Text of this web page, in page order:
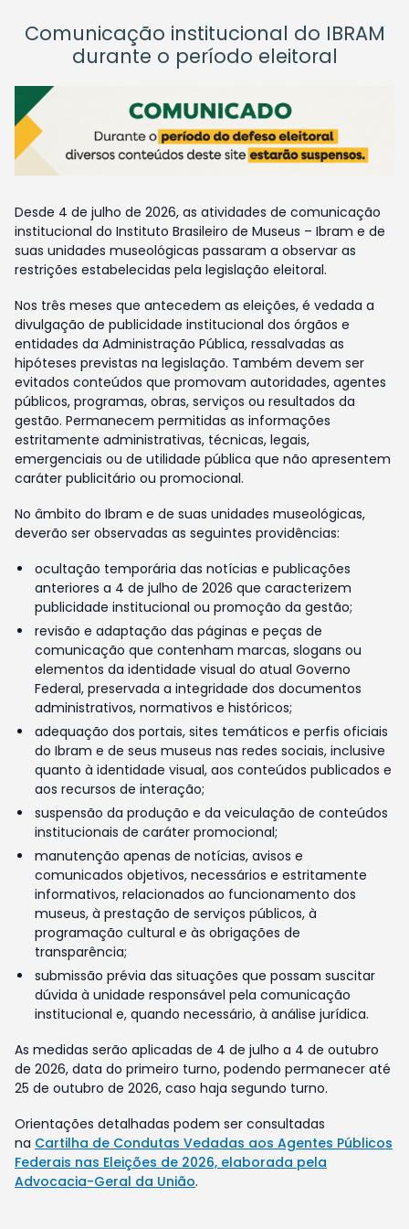
Comunicação institucional do IBRAM
durante o período eleitoral
Desde 4 de julho de 2026, as atividades de comunicação
institucional do Instituto Brasileiro de Museus – Ibram e de
suas unidades museológicas passaram a observar as
restrições estabelecidas pela legislação eleitoral.
Nos três meses que antecedem as eleições, é vedada a
divulgação de publicidade institucional dos órgãos e
entidades da Administração Pública, ressalvadas as
hipóteses previstas na legislação. Também devem ser
evitados conteúdos que promovam autoridades, agentes
públicos, programas, obras, serviços ou resultados da
gestão. Permanecem permitidas as informações
estritamente administrativas, técnicas, legais,
emergenciais ou de utilidade pública que não apresentem
caráter publicitário ou promocional.
No âmbito do Ibram e de suas unidades museológicas,
deverão ser observadas as seguintes providências:
ocultação temporária das notícias e publicações
anteriores a 4 de julho de 2026 que caracterizem
publicidade institucional ou promoção da gestão;
revisão e adaptação das páginas e peças de
comunicação que contenham marcas, slogans ou
elementos da identidade visual do atual Governo
Federal, preservada a integridade dos documentos
administrativos, normativos e históricos;
adequação dos portais, sites temáticos e perfis oficiais
do Ibram e de seus museus nas redes sociais, inclusive
quanto à identidade visual, aos conteúdos publicados e
aos recursos de interação;
suspensão da produção e da veiculação de conteúdos
institucionais de caráter promocional;
manutenção apenas de notícias, avisos e
comunicados objetivos, necessários e estritamente
informativos, relacionados ao funcionamento dos
museus, à prestação de serviços públicos, à
programação cultural e às obrigações de
transparência;
submissão prévia das situações que possam suscitar
dúvida à unidade responsável pela comunicação
institucional e, quando necessário, à análise jurídica.
As medidas serão aplicadas de 4 de julho a 4 de outubro
de 2026, data do primeiro turno, podendo permanecer até
25 de outubro de 2026, caso haja segundo turno.
Orientações detalhadas podem ser consultadas
na Cartilha de Condutas Vedadas aos Agentes Públicos
Federais nas Eleições de 2026, elaborada pela
Advocacia-Geral da União.